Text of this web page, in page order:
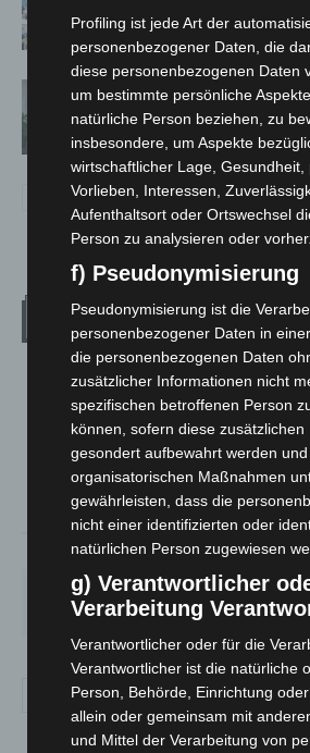
hautnah erleben
Hannover: Polizei
für Prävention ein
Wetter
LANGENHAGEN
Mäßig Bewölkt
22.9°C
37% 5.4m/s
DO.
28°
FR.
25°
SA.
27°
Profiling ist jede Art der
personenbezogener Daten, die
diese personenbezogenen Daten
um bestimmte persönliche
natürliche Person beziehen, zu
insbesondere, um Aspekte
wirtschaftlicher Lage, Gesundheit,
Vorlieben, Interessen,
Aufenthaltsort oder Ortswechsel
Person zu analysieren oder
f) Pseudonymisierung
Pseudonymisierung ist die
personenbezogener Daten in
die personenbezogenen Daten
zusätzlicher Informationen nicht
spezifischen betroffenen Person
können, sofern diese zusätzlichen
gesondert aufbewahrt werden
organisatorischen Maßnahmen
gewährleisten, dass die
nicht einer identifizierten oder
natürlichen Person zugewiesen
g) Verantwortlicher
Verarbeitung
Verantwortlicher oder für die
Verantwortlicher ist die natürliche
Person, Behörde, Einrichtung
allein oder gemeinsam mit
und Mittel der Verarbeitung von